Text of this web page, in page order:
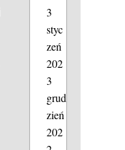
3
styc
zeń
202
3
grud
zień
202